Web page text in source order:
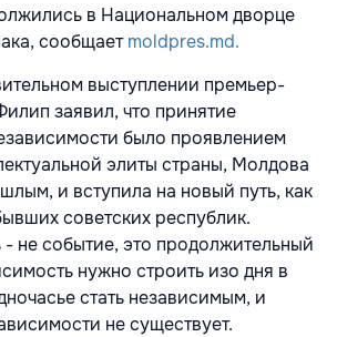
в Национальном дворце
сообщаетmoldpres.md.
выступлении премьер-
заявил, что принятие
было проявлением
элиты страны, Молдова
и вступила на новый путь, как
советских республик.
не событие, это продолжительный
нужно строить изо дня в
стать независимым, и
не существует.